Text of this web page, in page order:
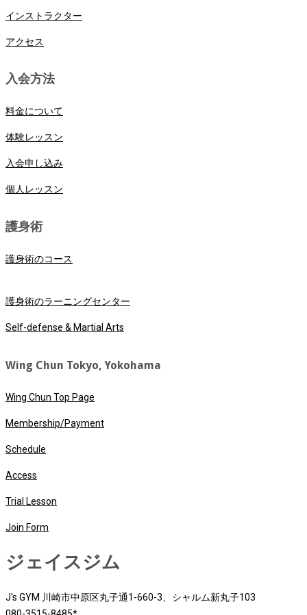
インストラクター
アクセス
入会方法
料金について
体験レッスン
入会申し込み
個人レッスン
護身術
護身術のコース
護身術のラーニングセンター
Self-defense & Martial Arts
Wing Chun Tokyo, Yokohama
Wing Chun Top Page
Membership/Payment
Schedule
Access
Trial Lesson
Join Form
ジェイスジム
J's GYM 川崎市中原区丸子通1-660-3、シャルム新丸子103